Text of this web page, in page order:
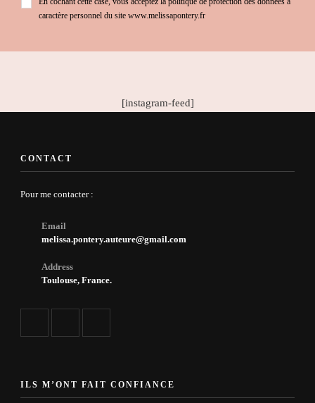
En cochant cette case, vous acceptez la politique de protection des données à
caractère personnel du site www.melissapontery.fr
[instagram-feed]
CONTACT
Pour me contacter :
Email
melissa.pontery.auteure@gmail.com
Address
Toulouse, France.
ILS M’ONT FAIT CONFIANCE